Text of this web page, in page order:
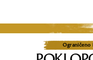
Ograničeno